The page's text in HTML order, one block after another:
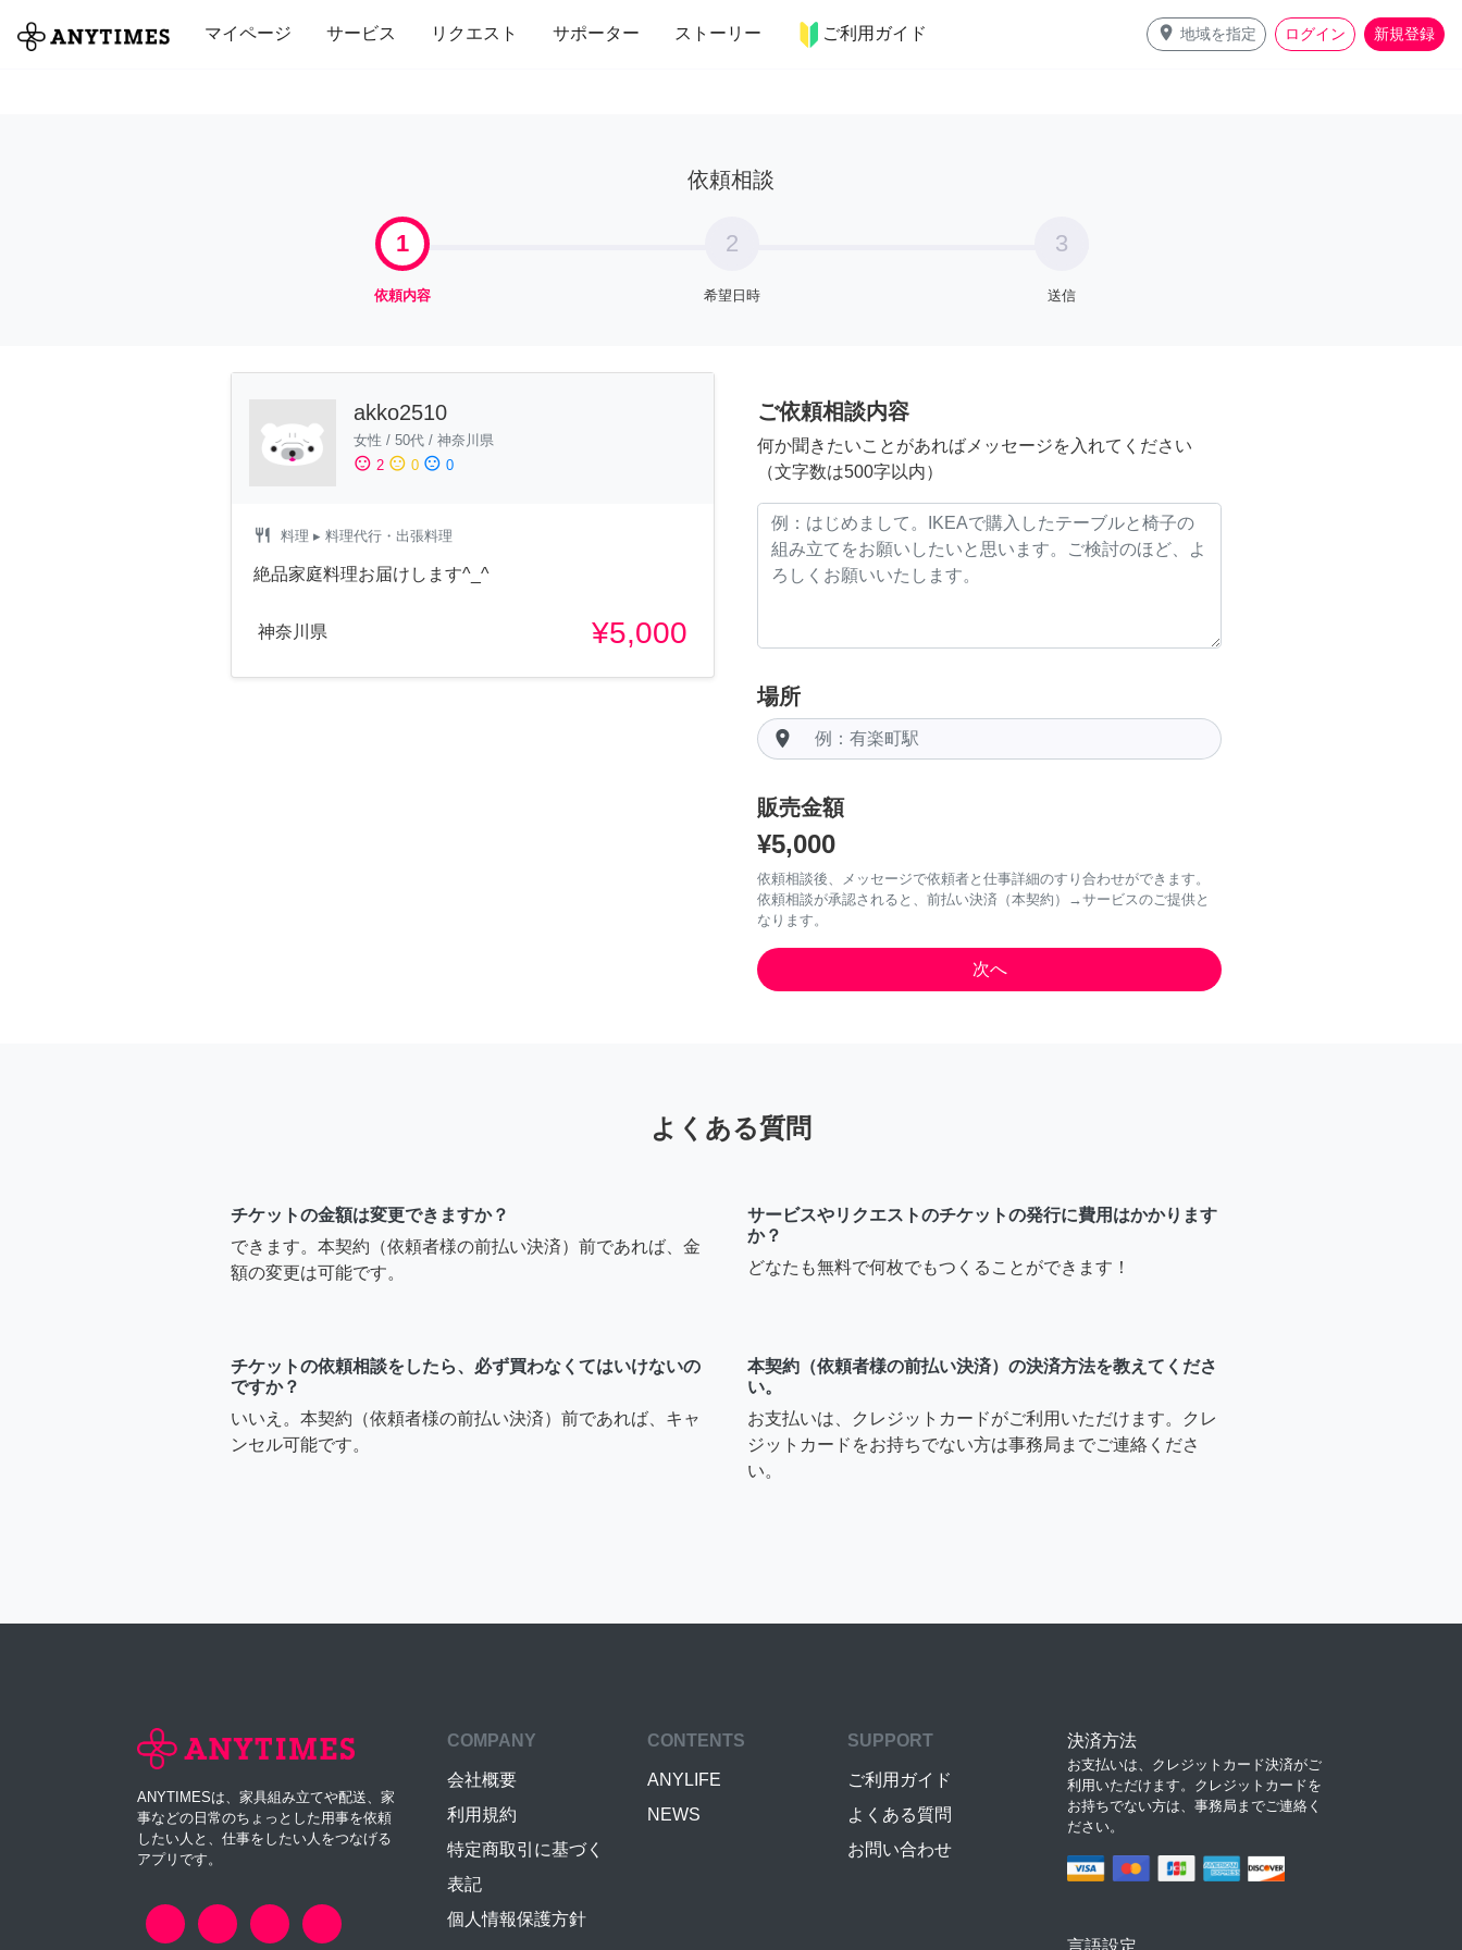
マイページ サービス リクエスト サポーター ストーリー ご利用ガイド place 地域を指定 ログイン 新規登録
全て 修理・組立 家事 引っ越し インテリア 趣味・習い事 ペット 料理
依頼相談
1
依頼内容
2
希望日時
3
送信
akko2510
女性 / 50代 / 神奈川県
sentiment_satisfied 2 sentiment_neutral 0 sentiment_dissatisfied 0
restaurant 料理 ▸ 料理代行・出張料理
絶品家庭料理お届けします^_^
神奈川県 ¥5,000
ご依頼相談内容
何か聞きたいことがあればメッセージを入れてください
（文字数は500字以内）
場所
room
販売金額
¥5,000
依頼相談後、メッセージで依頼者と仕事詳細のすり合わせができます。
依頼相談が承認されると、前払い決済（本契約）→サービスのご提供と
なります。
よくある質問
チケットの金額は変更できますか？
できます。本契約（依頼者様の前払い決済）前であれば、金
額の変更は可能です。
サービスやリクエストのチケットの発行に費用はかかります
か？
どなたも無料で何枚でもつくることができます！
チケットの依頼相談をしたら、必ず買わなくてはいけないの
ですか？
いいえ。本契約（依頼者様の前払い決済）前であれば、キャ
ンセル可能です。
本契約（依頼者様の前払い決済）の決済方法を教えてくださ
い。
お支払いは、クレジットカードがご利用いただけます。クレ
ジットカードをお持ちでない方は事務局までご連絡くださ
い。
ANYTIMESは、家具組み立てや配送、家
事などの日常のちょっとした用事を依頼
したい人と、仕事をしたい人をつなげる
アプリです。
COMPANY
会社概要
利用規約
特定商取引に基づく
表記
個人情報保護方針
CONTENTS
ANYLIFE
NEWS
SUPPORT
ご利用ガイド
よくある質問
お問い合わせ
決済方法
お支払いは、クレジットカード決済がご
利用いただけます。クレジットカードを
お持ちでない方は、事務局までご連絡く
ださい。
言語設定